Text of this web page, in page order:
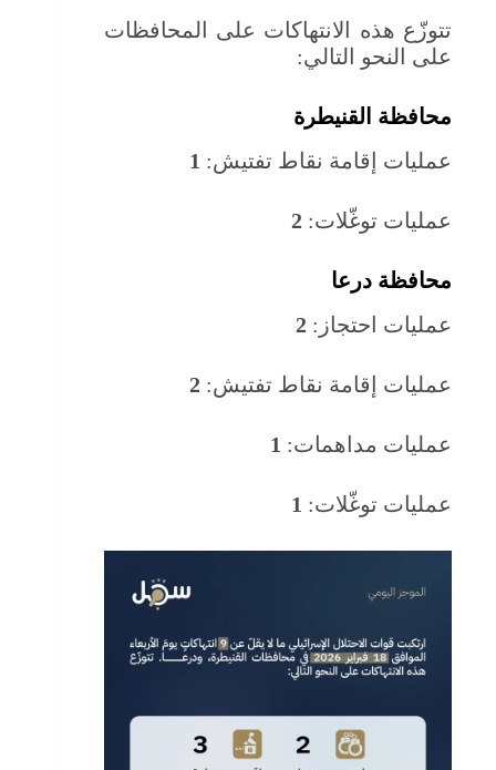
تتوزّع هذه الانتهاكات على المحافظات
على النحو التالي:
محافظة القنيطرة
عمليات إقامة نقاط تفتيش: 1
عمليات توغّلات: 2
محافظة درعا
عمليات احتجاز: 2
عمليات إقامة نقاط تفتيش: 2
عمليات مداهمات: 1
عمليات توغّلات: 1